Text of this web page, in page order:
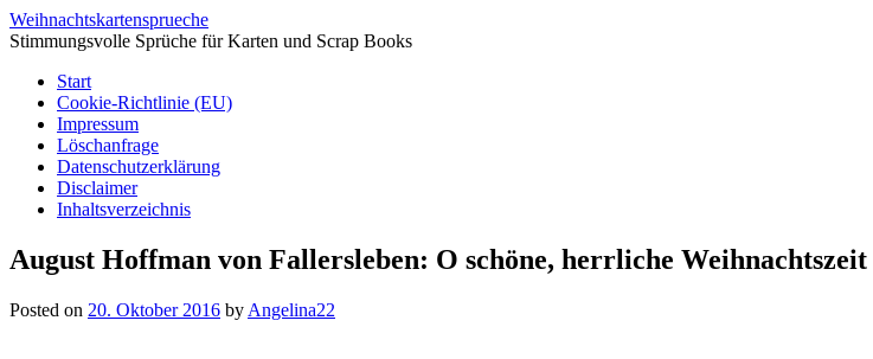
Weihnachtskartensprueche
Stimmungsvolle Sprüche für Karten und Scrap Books
Start
Cookie-Richtlinie (EU)
Impressum
Löschanfrage
Datenschutzerklärung
Disclaimer
Inhaltsverzeichnis
August Hoffman von Fallersleben: O schöne, herrliche Weihnachtszeit
Posted on 20. Oktober 2016 by Angelina22